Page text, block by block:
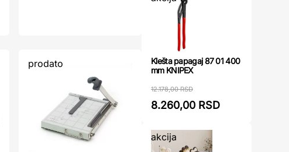
prodato
Klešta papagaj 87 01 400
mm KNIPEX
12.178,00 RSD
8.260,00 RSD
akcija